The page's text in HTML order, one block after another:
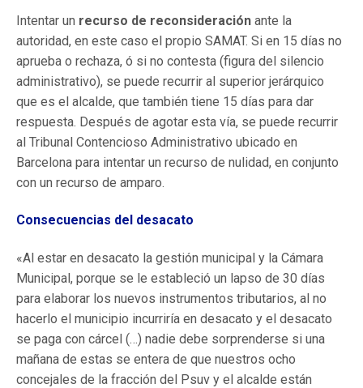
Intentar un recurso de reconsideración ante la
autoridad, en este caso el propio SAMAT. Si en 15 días no
aprueba o rechaza, ó si no contesta (figura del silencio
administrativo), se puede recurrir al superior jerárquico
que es el alcalde, que también tiene 15 días para dar
respuesta. Después de agotar esta vía, se puede recurrir
al Tribunal Contencioso Administrativo ubicado en
Barcelona para intentar un recurso de nulidad, en conjunto
con un recurso de amparo.
Consecuencias del desacato
«Al estar en desacato la gestión municipal y la Cámara
Municipal, porque se le estableció un lapso de 30 días
para elaborar los nuevos instrumentos tributarios, al no
hacerlo el municipio incurriría en desacato y el desacato
se paga con cárcel (…) nadie debe sorprenderse si una
mañana de estas se entera de que nuestros ocho
concejales de la fracción del Psuv y el alcalde están